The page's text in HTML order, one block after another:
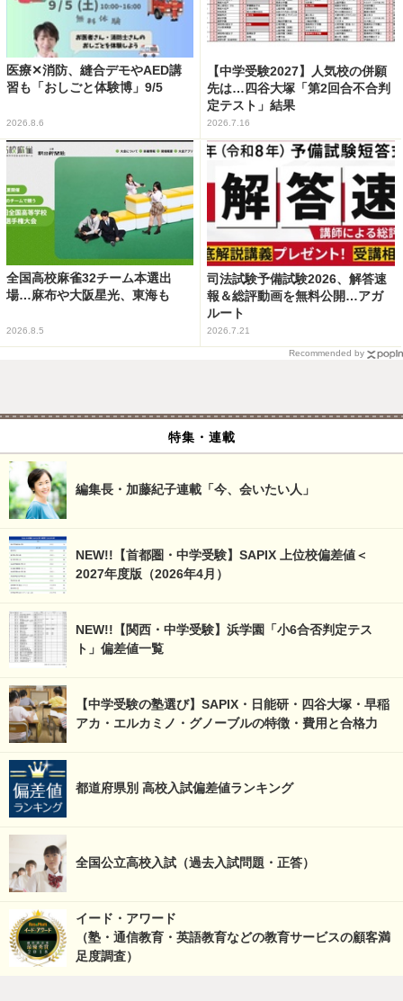
医療✕消防、縫合デモやAED講
習も「おしごと体験博」9/5
2026.8.6
【中学受験2027】人気校の併願
先は…四谷大塚「第2回合不合判
定テスト」結果
2026.7.16
全国高校麻雀32チーム本選出
場…麻布や大阪星光、東海も
2026.8.5
司法試験予備試験2026、解答速
報＆総評動画を無料公開…アガ
ルート
2026.7.21
Recommended by
特集・連載
編集長・加藤紀子連載「今、会いたい人」
NEW!!【首都圏・中学受験】SAPIX 上位校偏差値＜
2027年度版（2026年4月）
NEW!!【関西・中学受験】浜学園「小6合否判定テス
ト」偏差値一覧
【中学受験の塾選び】SAPIX・日能研・四谷大塚・早稲
アカ・エルカミノ・グノーブルの特徴・費用と合格力
都道府県別 高校入試偏差値ランキング
全国公立高校入試（過去入試問題・正答）
イード・アワード
（塾・通信教育・英語教育などの教育サービスの顧客満
足度調査）